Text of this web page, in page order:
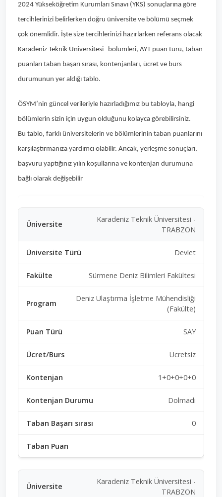
2024 Yükseköğretim Kurumları Sınavı (YKS) sonuçlarına göre
tercihlerinizi belirlerken doğru üniversite ve bölümü seçmek
çok önemlidir. İşte size tercihlerinizi hazırlarken referans olacak
Karadeniz Teknik Üniversitesi bölümleri, AYT puan türü, taban
puanları taban başarı sırası, kontenjanları, ücret ve burs
durumunun yer aldığı tablo.
ÖSYM’nin güncel verileriyle hazırladığımız bu tabloyla, hangi
bölümlerin sizin için uygun olduğunu kolayca görebilirsiniz.
Bu tablo, farklı üniversitelerin ve bölümlerinin taban puanlarını
karşılaştırmanıza yardımcı olabilir. Ancak, yerleşme sonuçları,
başvuru yaptığınız yılın koşullarına ve kontenjan durumuna
bağlı olarak değişebilir
Karadeniz Teknik Üniversitesi -
TRABZON
Devlet
Sürmene Deniz Bilimleri Fakültesi
Deniz Ulaştırma İşletme Mühendisliği
(Fakülte)
SAY
Ücretsiz
1+0+0+0+0
Dolmadı
0
---
Karadeniz Teknik Üniversitesi -
TRABZON